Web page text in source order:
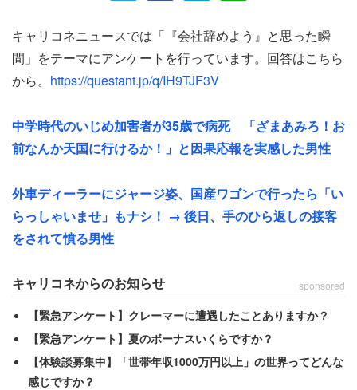
「あれから作業がほとんど進んでいないのです。それなの
に当の本人は『今日は美容院の予約をしているので、定時
といった状況だった。見かねた女性は先輩の残りの仕事も
「かなり雑な仕上がりで、途中までは出来ているという所
もやり直すことに」と明かす。
時で上がるつもりでしたが、半ば諦めて先輩の仕事で残業
していると…、先輩は『美容院の予約があるから、ごめん
やけど帰るね！ 手伝ってくれてありがとう！』といって
さっさと定時で帰っていきました。って、この仕事って私
の残業になるの？マジですか!? 心の中で叫びました」
キャリコネニュースでは「『会社辞めよう』と思った瞬
間」をテーマにアンケートを行っています。回答はこちら
から。 https://questant.jp/q/IH9TJF3V
中学時代のいじめ加害者が35歳で病死 「ざまあみろ！お
前なんか天国に行けるか！」と因果応報を実感した男性
外車ディーラーにジャージ姿、国産ワゴンで行ったら「い
らっしゃいませ」もナシ！ → 後日、手のひら返しの接客
をされて憤る男性
キャリコネからのお知らせ sponsored
【緊急アンケート】クレーマーに遭遇したことありますか？
【緊急アンケート】夏のボーナスいくらですか？
【体験談募集中】「世帯年収1000万円以上」の世界ってどんな
感じですか？